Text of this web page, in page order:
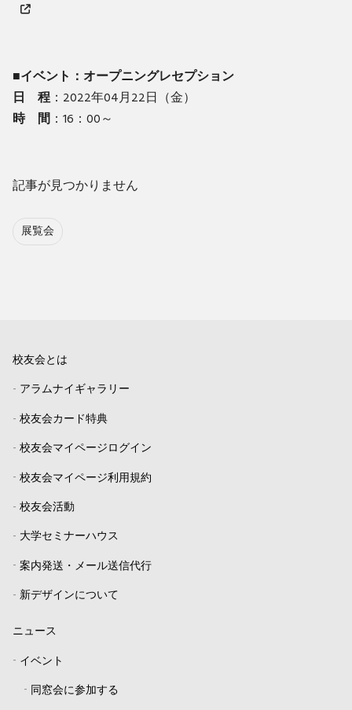
■イベント：オープニングレセプション
日 程：2022年04月22日（金）
時 間 ：16：00～
記事が見つかりません
展覧会
校友会とは
- アラムナイギャラリー
- 校友会カード特典
- 校友会マイページログイン
- 校友会マイページ利用規約
- 校友会活動
- 大学セミナーハウス
- 案内発送・メール送信代行
- 新デザインについて
ニュース
- イベント
- 同窓会に参加する